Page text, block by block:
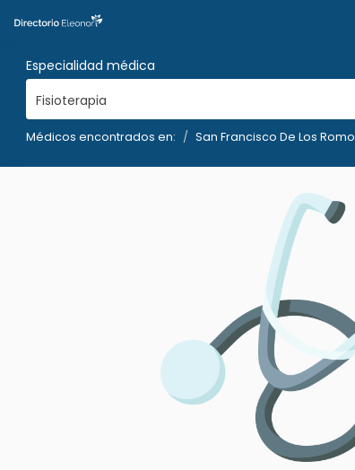
Especialidad médica
Fisioterapia
Médicos encontrados en: San Francisco De Los Romo